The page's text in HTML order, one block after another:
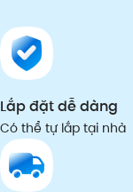
Lắp đặt dễ dàng
Có thể tự lắp tại nhà